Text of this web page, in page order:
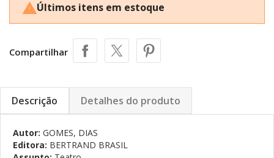
Últimos itens em estoque
Compartilhar
Descrição Detalhes do produto
Autor: GOMES, DIAS
Editora: BERTRAND BRASIL